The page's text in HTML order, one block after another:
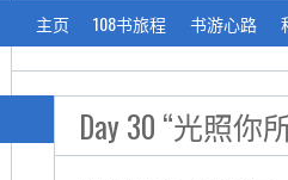
主页 108书旅程 书游心路
Day 30 “光照你